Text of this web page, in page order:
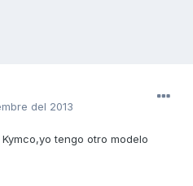
del 2013
tengo otro modelo